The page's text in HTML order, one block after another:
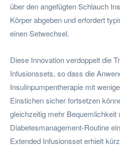
über den angefügten Schlauch
Körper abgeben und erfordert
einen Setwechsel.
Diese Innovation verdoppelt die
Infusionssets, so dass die
Insulinpumpentherapie mit
Einstichen sicher fortsetzen
gleichzeitig mehr Bequemlichkeit
Diabetesmanagement-Routine
Extended Infusionsset erhielt